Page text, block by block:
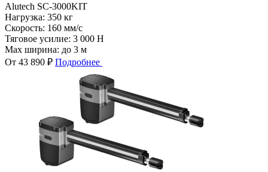
Alutech SC-3000KIT
Нагрузка: 350 кг
Скорость: 160 мм/с
Тяговое усилие: 3 000 Н
Max ширина: до 3 м
От 43 890 ₽ Подробнее